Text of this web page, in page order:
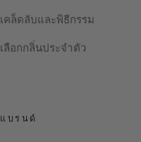
เคล็ดลับและพิธีกรรม
เลือกกลิ่นประจำตัว
แบรนด์